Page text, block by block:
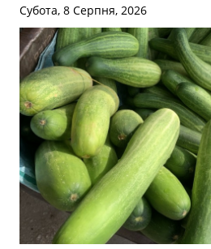
Субота, 8 Серпня, 2026